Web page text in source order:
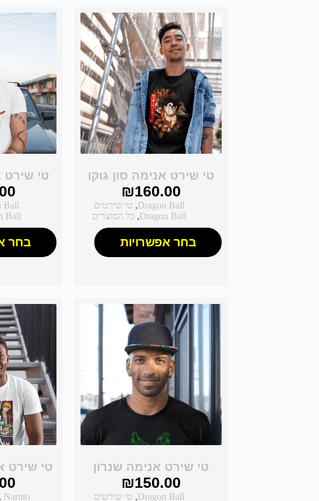
טי שירט אנימה סון גוקו
₪160.00
Dragon Ball
, טי שירטים
Dragon Ball
, כל המוצרים
בחר אפשרויות
טי שירט
Ball
Ball
בחר
טי שירט אנימה שנרון
₪150.00
Dragon Ball
, טי שירטים
טי שירט
, Naruto